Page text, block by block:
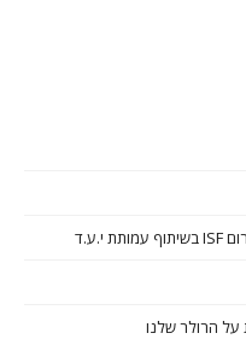
על הרולר שלנו